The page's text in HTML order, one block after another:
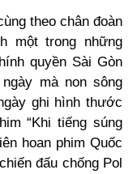
theo chân đoàn
một trong những
quyền Sài Gòn
mà non sông
ghi hình thước
“Khi tiếng súng
hoan phim Quốc
đấu chống Pol